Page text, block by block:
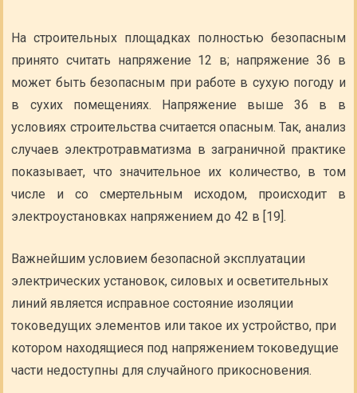
На строительных площадках полностью безопасным
принято считать напряжение 12 в; напряжение 36 в
может быть безопасным при работе в сухую погоду и
в сухих помещениях. Напряжение выше 36 в в
условиях строительства считается опасным. Так, анализ
случаев электротравматизма в заграничной практике
показывает, что значительное их количество, в том
числе и со смертельным исходом, происходит в
электроустановках напряжением до 42 в [19].
Важнейшим условием безопасной эксплуатации
электрических установок, силовых и осветительных
линий является исправное состояние изоляции
токоведущих элементов или такое их устройство, при
котором находящиеся под напряжением токоведущие
части недоступны для случайного прикосновения.